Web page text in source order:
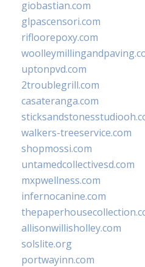
giobastian.com
glpascensori.com
rifloorepoxy.com
uptonpvd.com
2troublegrill.com
casateranga.com
walkers-treeservice.com
shopmossi.com
untamedcollectivesd.com
mxpwellness.com
infernocanine.com
allisonwillisholley.com
solslite.org
portwayinn.com